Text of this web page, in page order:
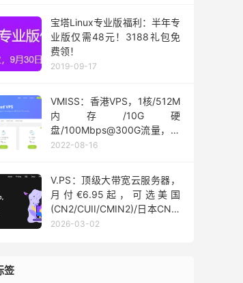
宝塔Linux专业版福利：半年专
业版仅需48元！3188礼包免
费领！
2019-09-17
VMISS：香港VPS，1核/512M
内存/10G硬
盘/100Mbps@300G流量，月
付3.5加元起
2022-08-16
V.PS：顶级大带宽云服务器，
月付€6.95起，可选美国
(CN2/CUII/CMIN2)/日本CN2/
软银/IIJ/新加坡CN2/德国/荷
2026-03-02
签